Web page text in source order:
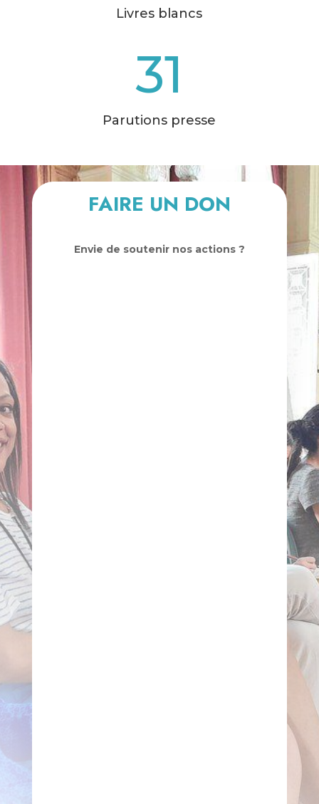
Livres blancs
31
Parutions presse
FAIRE UN DON
Envie de soutenir nos actions ?